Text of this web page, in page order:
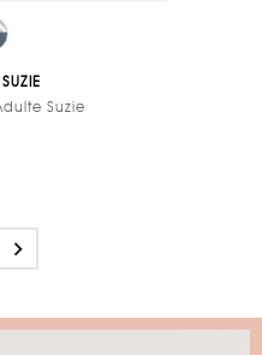
Suzie
